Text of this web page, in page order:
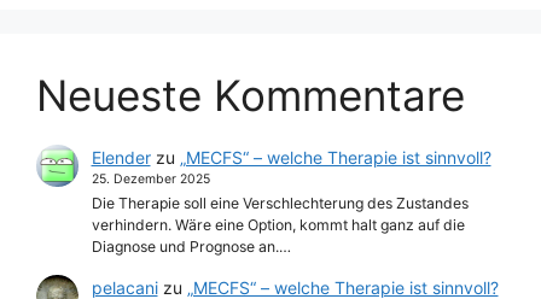
Neueste Kommentare
Elenderzu „MECFS“ – welche Therapie ist sinnvoll?
25. Dezember 2025
Die Therapie soll eine Verschlechterung des Zustandes
verhindern. Wäre eine Option, kommt halt ganz auf die
Diagnose und Prognose an.…
pelacanizu „MECFS“ – welche Therapie ist sinnvoll?